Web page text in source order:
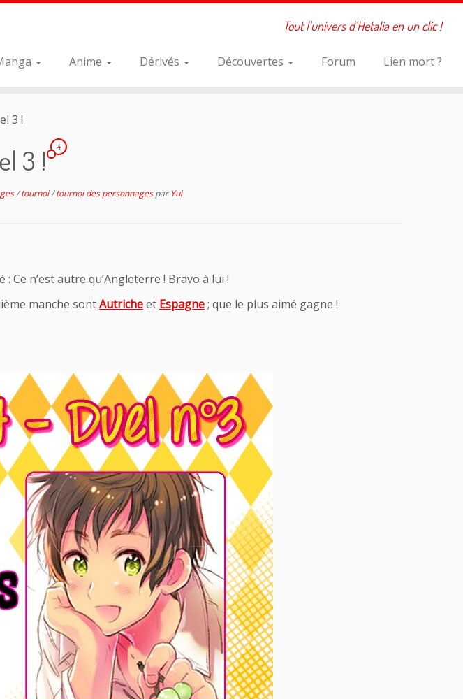
Tout l'univers d'Hetalia en un clic !
Anime Dérivés Découvertes Forum Lien mort ?
3 !
3 ! 4
/tournoi/tournoi des personnagespar Yui
Ce n’est autre qu’Angleterre ! Bravo à lui !
manche sontAutricheet Espagne; que le plus aimé gagne !